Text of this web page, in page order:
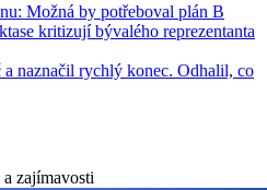
Možná by potřeboval plán B
kritizují bývalého reprezentanta
naznačil rychlý konec. Odhalil, co
zajímavosti